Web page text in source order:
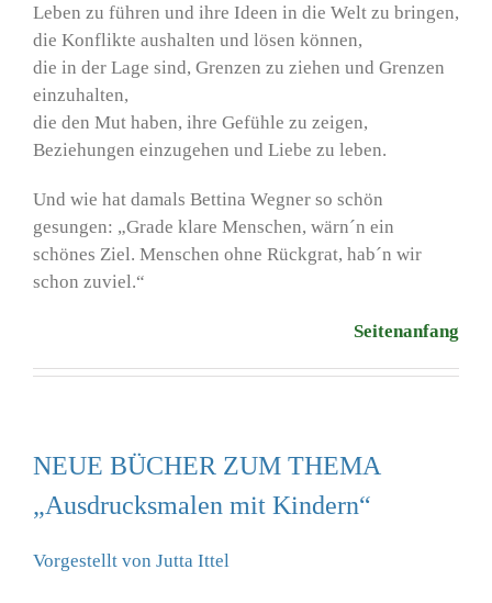
Leben zu führen und ihre Ideen in die Welt zu bringen,
die Konflikte aushalten und lösen können,
die in der Lage sind, Grenzen zu ziehen und Grenzen
einzuhalten,
die den Mut haben, ihre Gefühle zu zeigen,
Beziehungen einzugehen und Liebe zu leben.
Und wie hat damals Bettina Wegner so schön
gesungen: „Grade klare Menschen, wärn´n ein
schönes Ziel. Menschen ohne Rückgrat, hab´n wir
schon zuviel.“
Seitenanfang
NEUE BÜCHER ZUM THEMA
„Ausdrucksmalen mit Kindern“
Vorgestellt von Jutta Ittel